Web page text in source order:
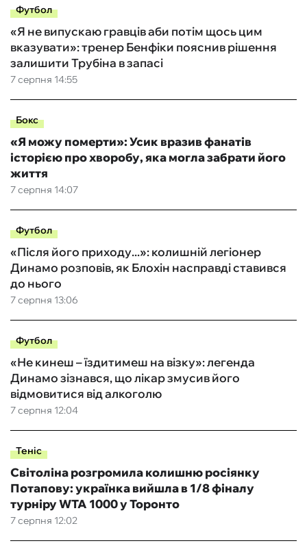
Футбол
7 серпня 14:55
«Я не випускаю гравців аби потім щось цим
вказувати»: тренер Бенфіки пояснив рішення
залишити Трубіна в запасі
Бокс
7 серпня 14:07
«Я можу померти»: Усик вразив фанатів
історією про хворобу, яка могла забрати його
життя
Футбол
7 серпня 13:06
«Після його приходу...»: колишній легіонер
Динамо розповів, як Блохін насправді ставився
до нього
Футбол
7 серпня 12:04
«Не кинеш – їздитимеш на візку»: легенда
Динамо зізнався, що лікар змусив його
відмовитися від алкоголю
Теніс
7 серпня 12:02
Світоліна розгромила колишню росіянку
Потапову: українка вийшла в 1/8 фіналу
турніру WTA 1000 у Торонто